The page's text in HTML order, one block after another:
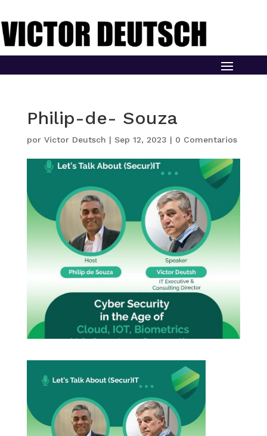
Philip-de- Souza
por Victor Deutsch | Sep 12, 2023 | 0 Comentarios